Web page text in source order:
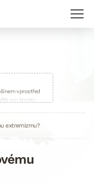
vprostřed
pro konání
extremizmu?